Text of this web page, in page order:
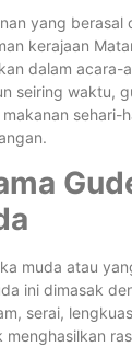
yang berasal
kerajaan
dalam acara-
seiring waktu,
sehari-
muda atau
ini dimasak
serai,